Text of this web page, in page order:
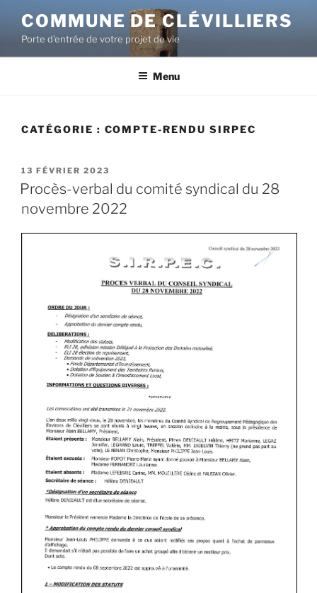
COMMUNE DE CLÉVILLIERS
Porte d'entrée de votre projet de vie
Menu
CATÉGORIE : COMPTE-RENDU SIRPEC
13 FÉVRIER 2023
Procès-verbal du comité syndical du 28
novembre 2022